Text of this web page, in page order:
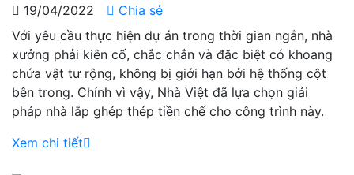
19/04/2022
Chia sẻ
Với yêu cầu thực hiện dự án trong thời gian ngắn, nhà
xưởng phải kiên cố, chắc chắn và đặc biệt có khoang
chứa vật tư rộng, không bị giới hạn bởi hệ thống cột
bên trong. Chính vì vậy, Nhà Việt đã lựa chọn giải
pháp nhà lắp ghép thép tiền chế cho công trình này.
Xem chi tiết